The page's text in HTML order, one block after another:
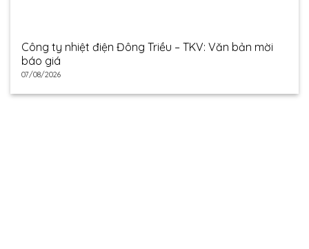
Công ty nhiệt điện Đông Triều – TKV: Văn bản mời
báo giá
07/08/2026